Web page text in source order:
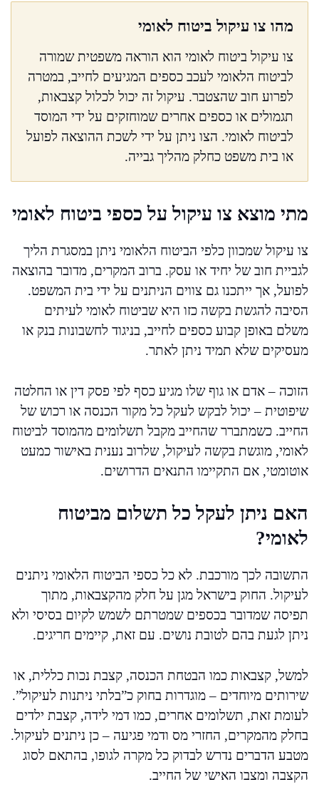
מהו צו עיקול ביטוח לאומי
צו עיקול ביטוח לאומי הוא הוראה משפטית שמורה
לביטוח הלאומי לעכב כספים המגיעים לחייב, במטרה
לפרוע חוב שהצטבר. עיקול זה יכול לכלול קצבאות,
תגמולים או כספים אחרים שמוחזקים על ידי המוסד
לביטוח לאומי. הצו ניתן על ידי לשכת ההוצאה לפועל
או בית משפט כחלק מהליך גבייה.
מתי מוצא צו עיקול על כספי ביטוח לאומי
צו עיקול שמכוון כלפי הביטוח הלאומי ניתן במסגרת הליך
לגביית חוב של יחיד או עסק. ברוב המקרים, מדובר בהוצאה
לפועל, אך ייתכנו גם צווים הניתנים על ידי בית המשפט.
הסיבה להגשת בקשה כזו היא שביטוח לאומי לעיתים
משלם באופן קבוע כספים לחייב, בניגוד לחשבונות בנק או
מעסיקים שלא תמיד ניתן לאתר.
הזוכה – אדם או גוף שלו מגיע כסף לפי פסק דין או החלטה
שיפוטית – יכול לבקש לעקל כל מקור הכנסה או רכוש של
החייב. כשמתברר שהחייב מקבל תשלומים מהמוסד לביטוח
לאומי, מוגשת בקשה לעיקול, שלרוב נענית באישור כמעט
אוטומטי, אם התקיימו התנאים הדרושים.
האם ניתן לעקל כל תשלום מביטוח
לאומי?
התשובה לכך מורכבת. לא כל כספי הביטוח הלאומי ניתנים
לעיקול. החוק בישראל מגן על חלק מהקצבאות, מתוך
תפיסה שמדובר בכספים שמטרתם לשמש לקיום בסיסי ולא
ניתן לגעת בהם לטובת נושים. עם זאת, קיימים חריגים.
למשל, קצבאות כמו הבטחת הכנסה, קצבת נכות כללית, או
שירותים מיוחדים – מוגדרות בחוק כ”בלתי ניתנות לעיקול”.
לעומת זאת, תשלומים אחרים, כמו דמי לידה, קצבת ילדים
בחלק מהמקרים, החזרי מס ודמי פגיעה – כן ניתנים לעיקול.
מטבע הדברים נדרש לבדוק כל מקרה לגופו, בהתאם לסוג
הקצבה ומצבו האישי של החייב.